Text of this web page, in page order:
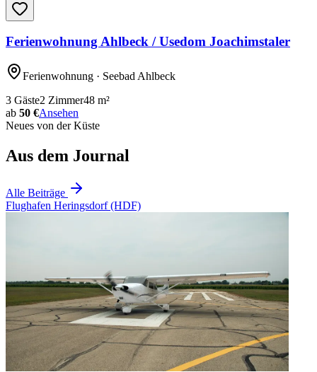
Ferienwohnung Ahlbeck / Usedom Joachimstaler
Ferienwohnung · Seebad Ahlbeck
3 Gäste2 Zimmer48 m²
ab 50 €Ansehen
Neues von der Küste
Aus dem Journal
Alle Beiträge
Flughafen Heringsdorf (HDF)